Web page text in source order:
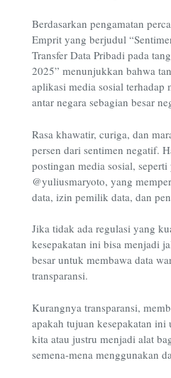
Berdasarkan pengamatan
Emprit yang berjudul
Transfer Data Pribadi pada
2025” menunjukkan bahwa
aplikasi media sosial terhadap
antar negara sebagian besar
Rasa khawatir, curiga, dan
persen dari sentimen negatif.
postingan media sosial,
@yuliusmaryoto, yang
data, izin pemilik data, dan
Jika tidak ada regulasi yang
kesepakatan ini bisa menjadi
besar untuk membawa data
transparansi.
Kurangnya transparansi,
apakah tujuan kesepakatan
kita atau justru menjadi alat
semena-mena menggunakan